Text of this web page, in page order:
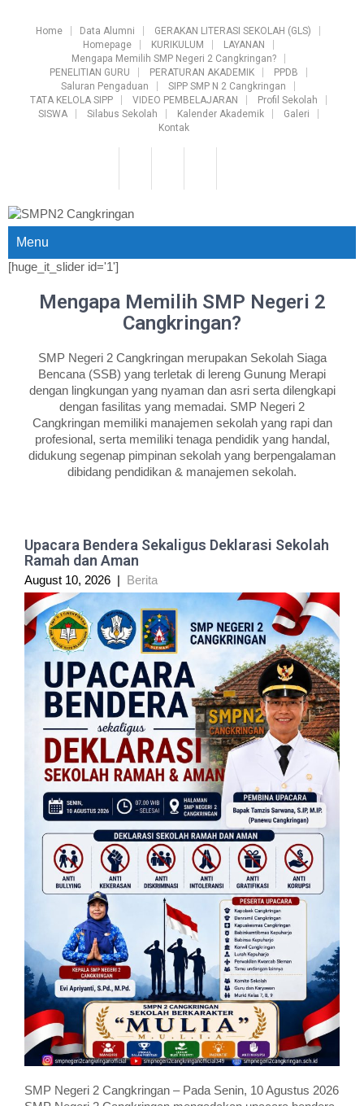
Home Data Alumni
GERAKAN LITERASI SEKOLAH (GLS)
Homepage
KURIKULUM
LAYANAN
Mengapa Memilih SMP Negeri 2 Cangkringan?
PENELITIAN GURU
PERATURAN AKADEMIK
PPDB
Saluran Pengaduan
SIPP SMP N 2 Cangkringan
TATA KELOLA SIPP
VIDEO PEMBELAJARAN
Profil Sekolah
SISWA
Silabus Sekolah Kalender Akademik
Galeri
Kontak
Menu
[huge_it_slider id='1']
Mengapa Memilih SMP Negeri 2
Cangkringan?
SMP Negeri 2 Cangkringan merupakan Sekolah Siaga
Bencana (SSB) yang terletak di lereng Gunung Merapi
dengan lingkungan yang nyaman dan asri serta dilengkapi
dengan fasilitas yang memadai. SMP Negeri 2
Cangkringan memiliki manajemen sekolah yang rapi dan
profesional, serta memiliki tenaga pendidik yang handal,
didukung segenap pimpinan sekolah yang berpengalaman
dibidang pendidikan & manajemen sekolah.
Upacara Bendera Sekaligus Deklarasi Sekolah
Ramah dan Aman
August 10, 2026 | Berita
SMP Negeri 2 Cangkringan – Pada Senin, 10 Agustus 2026